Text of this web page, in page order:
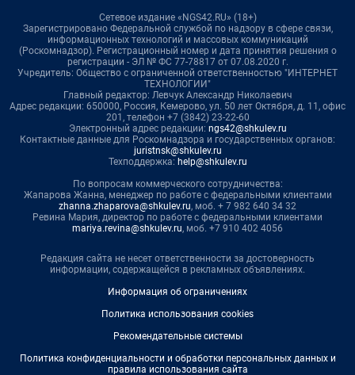
Сетевое издание «NGS42.RU» (18+)
Зарегистрировано Федеральной службой по надзору в сфере связи,
информационных технологий и массовых коммуникаций
(Роскомнадзор). Регистрационный номер и дата принятия решения о
регистрации - ЭЛ № ФС 77-78817 от 07.08.2020 г.
Учредитель: Общество с ограниченной ответственностью "ИНТЕРНЕТ
ТЕХНОЛОГИИ"
Главный редактор: Левчук Александр Николаевич
Адрес редакции: 650000, Россия, Кемерово, ул. 50 лет Октября, д. 11, офис
201, телефон +7 (3842) 23-22-60
Электронный адрес редакции: ngs42@shkulev.ru
Контактные данные для Роскомнадзора и государственных органов:
juristnsk@shkulev.ru
Техподдержка: help@shkulev.ru
По вопросам коммерческого сотрудничества:
Жапарова Жанна, менеджер по работе с федеральными клиентами
zhanna.zhaparova@shkulev.ru, моб. + 7 982 640 34 32
Ревина Мария, директор по работе с федеральными клиентами
mariya.revina@shkulev.ru, моб. +7 910 402 4056
Редакция сайта не несет ответственности за достоверность
информации, содержащейся в рекламных объявлениях.
Информация об ограничениях
Политика использования cookies
Рекомендательные системы
Политика конфиденциальности и обработки персональных данных и
правила использования сайта